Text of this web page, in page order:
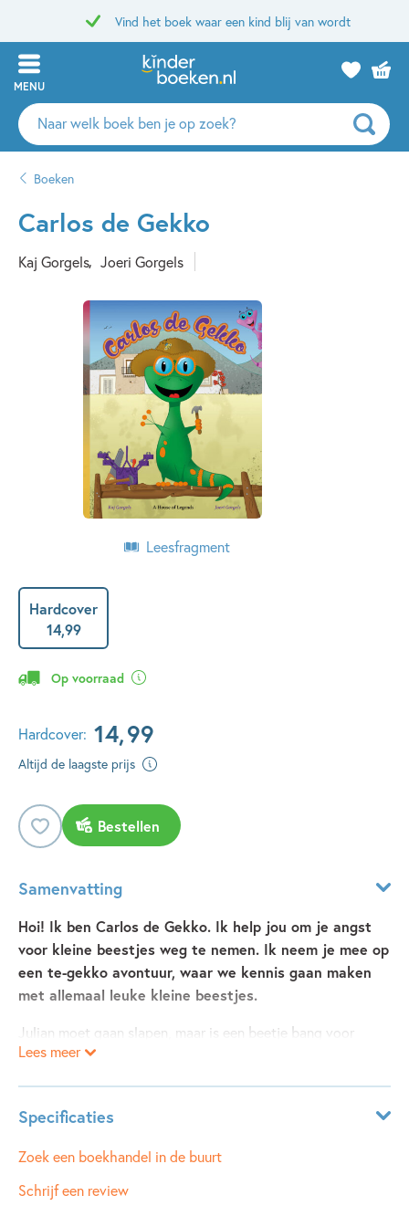
Vind het boek waar een kind blij van wordt
MENU
Zoeken
naar
auteurs
uitgevers
Boeken
Carlos de Gekko
Kaj Gorgels Joeri Gorgels
Leesfragment
Hardcover
14,99
Op voorraad
Hardcover: 14,99
Altijd de laagste prijs
Bestellen
Samenvatting
Hoi! Ik ben Carlos de Gekko. Ik help jou om je angst
voor kleine beestjes weg te nemen. Ik neem je mee op
een te-gekko avontuur, waar we kennis gaan maken
met allemaal leuke kleine beestjes.
Julian moet gaan slapen, maar is een beetje bang voor
kleine insectjes en beestjes op zijn kamer… Gelukkig hoeft
Carlos de Gekko zien, dat alle insectjes en beestjes onze
vriendjes zijn én nog iets voor ons gemaakt hebben ook.
op een te-gekko avontuur met Carlos de Gekko.
Lees meer
Specificaties
ISBN: 9789083373003
NUR:
Zoek een boekhandel in de buurt
Schrijf een review